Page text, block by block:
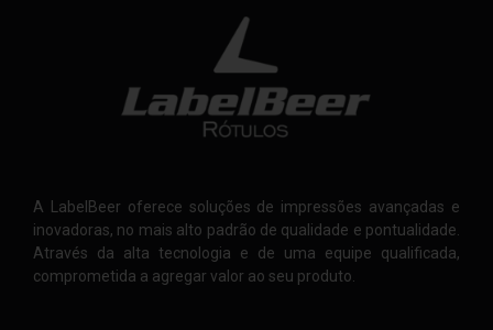
A LabelBeer oferece soluções de impressões avançadas e
inovadoras, no mais alto padrão de qualidade e pontualidade.
Através da alta tecnologia e de uma equipe qualificada,
comprometida a agregar valor ao seu produto.